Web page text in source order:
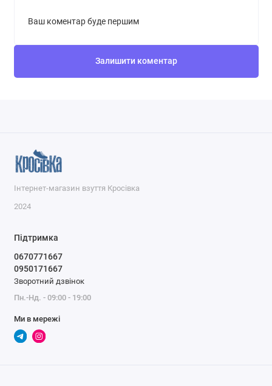
Ваш коментар буде першим
Залишити коментар
Інтернет-магазин взуття Кросівка
2024
Підтримка
0670771667
0950171667
Зворотний дзвінок
Пн.-Нд. - 09:00 - 19:00
Ми в мережі